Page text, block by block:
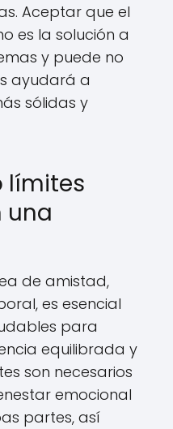
Aceptar que el
es la solución a
y puede no
ayudará a
sólidas y
límites
una
de amistad,
es esencial
para
equilibrada y
son necesarios
emocional
partes, así